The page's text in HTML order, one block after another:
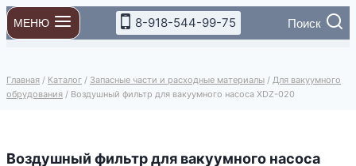
Перейти
к
содержимому
МЕНЮ 8-918-544-99-75 Поиск
Главная / Каталог / Запасные части и расходные материалы / Для вакуумного
обрудования / Воздушный фильтр для вакуумного насоса XDZ-020
Воздушный фильтр для вакуумного насоса